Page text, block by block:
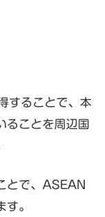
することで、本
ることを周辺国
とで、ASEAN
。